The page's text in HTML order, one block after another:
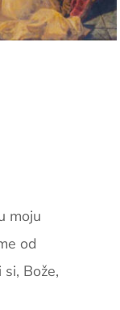
moju
od
Bože,